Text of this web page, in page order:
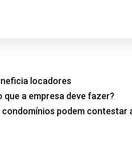
locadores
a empresa deve fazer?
condomínios podem contestar